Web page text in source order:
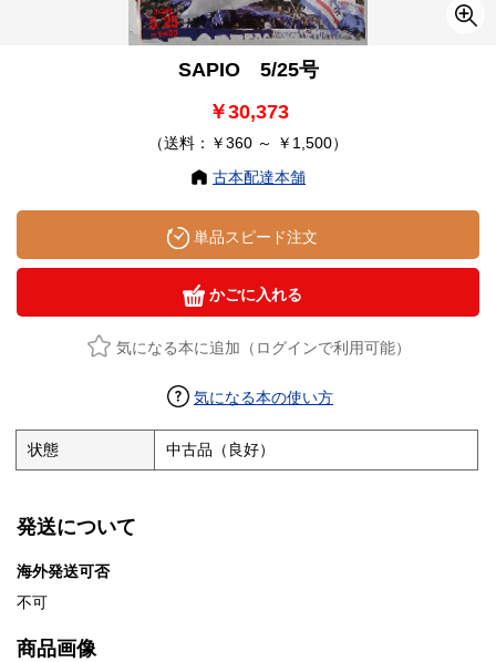
SAPIO 5/25号
￥30,373
（送料：￥360 ～ ￥1,500）
古本配達本舗
単品スピード注文
かごに入れる
気になる本に追加（ログインで利用可能）
気になる本の使い方
状態 中古品（良好）
発送について
海外発送可否
不可
商品画像